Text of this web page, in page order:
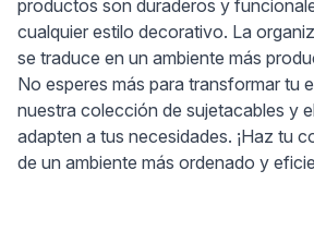
productos son duraderos y
cualquier estilo decorativo. La
se traduce en un ambiente más
No esperes más para transformar tu
nuestra colección de sujetacables y
adapten a tus necesidades. ¡Haz tu
de un ambiente más ordenado y